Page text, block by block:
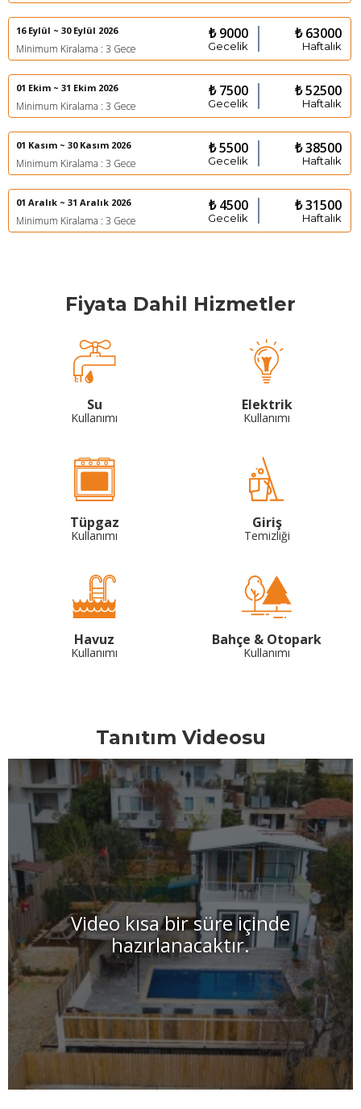
16 Eylül ~ 30 Eylül 2026
Minimum Kiralama : 3 Gece
₺ 9000
Gecelik
₺ 63000
Haftalık
01 Ekim ~ 31 Ekim 2026
Minimum Kiralama : 3 Gece
₺ 7500
Gecelik
₺ 52500
Haftalık
01 Kasım ~ 30 Kasım 2026
Minimum Kiralama : 3 Gece
₺ 5500
Gecelik
₺ 38500
Haftalık
01 Aralık ~ 31 Aralık 2026
Minimum Kiralama : 3 Gece
₺ 4500
Gecelik
₺ 31500
Haftalık
Fiyata Dahil Hizmetler
Su
Kullanımı
Elektrik
Kullanımı
Tüpgaz
Kullanımı
Giriş
Temizliği
Havuz
Kullanımı
Bahçe & Otopark
Kullanımı
Tanıtım Videosu
Video kısa bir süre içinde
hazırlanacaktır.